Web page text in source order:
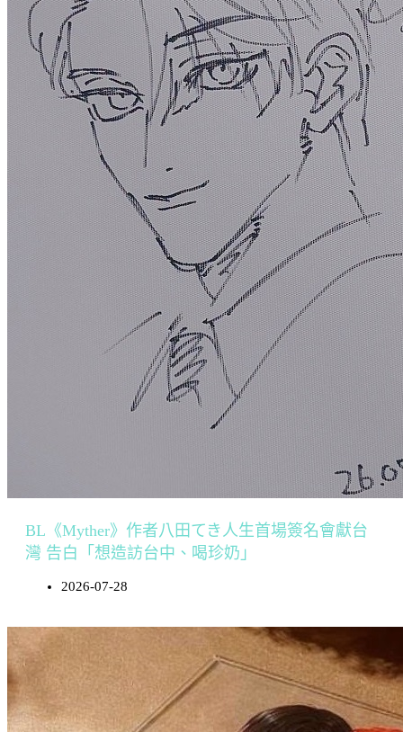
BL《Myther》作者八田てき人生首場簽名會獻台
灣 告白「想造訪台中、喝珍奶」
2026-07-28